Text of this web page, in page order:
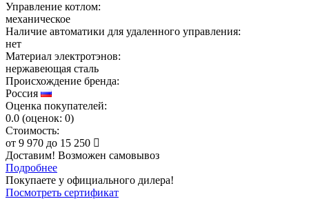
Управление котлом:
механическое
Наличие автоматики для удаленного управления:
нет
Материал электротэнов:
нержавеющая сталь
Происхождение бренда:
Россия
Оценка покупателей:
0.0 (оценок: 0)
Стоимость:
от 9 970 до 15 250
Доставим! Возможен самовывоз
Подробнее
Покупаете у официального дилера!
Посмотреть сертификат